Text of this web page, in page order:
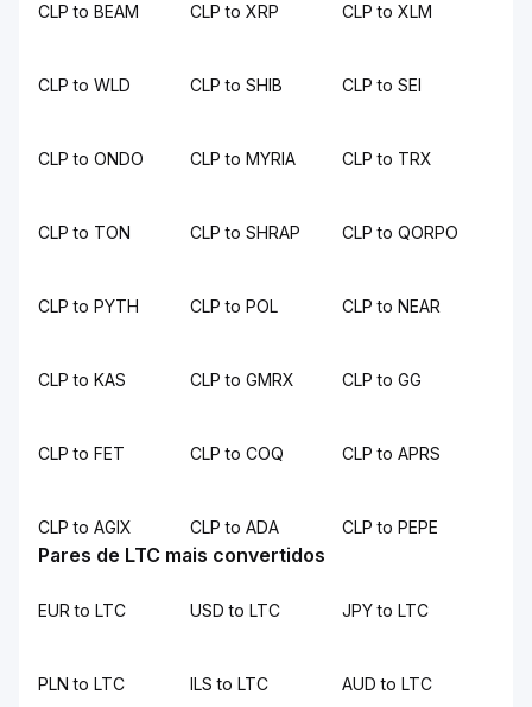
CLP to BEAM CLP to XRP CLP to XLM
CLP to WLD CLP to SHIB CLP to SEI
CLP to ONDO CLP to MYRIA CLP to TRX
CLP to TON CLP to SHRAP CLP to QORPO
CLP to PYTH CLP to POL CLP to NEAR
CLP to KAS CLP to GMRX CLP to GG
CLP to FET CLP to COQ CLP to APRS
CLP to AGIX CLP to ADA CLP to PEPE
Pares de LTC mais convertidos
EUR to LTC USD to LTC JPY to LTC
PLN to LTC ILS to LTC AUD to LTC